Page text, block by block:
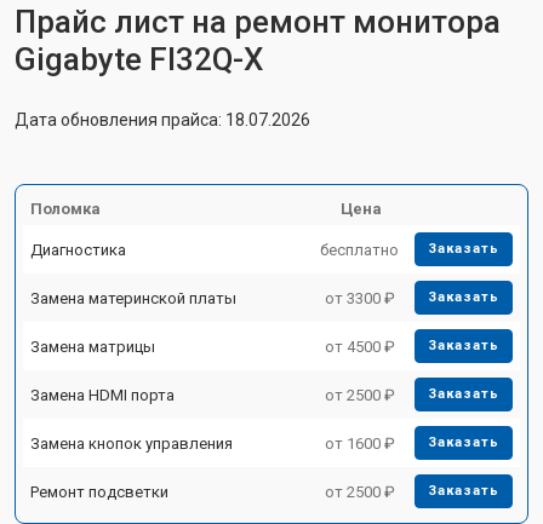
Прайс лист на ремонт монитора
Gigabyte FI32Q-X
Дата обновления прайса: 18.07.2026
Поломка Цена
Диагностика бесплатно Заказать
Замена материнской платы от 3300 ₽ Заказать
Замена матрицы от 4500 ₽ Заказать
Замена HDMI порта от 2500 ₽ Заказать
Замена кнопок управления от 1600 ₽ Заказать
Ремонт подсветки от 2500 ₽ Заказать